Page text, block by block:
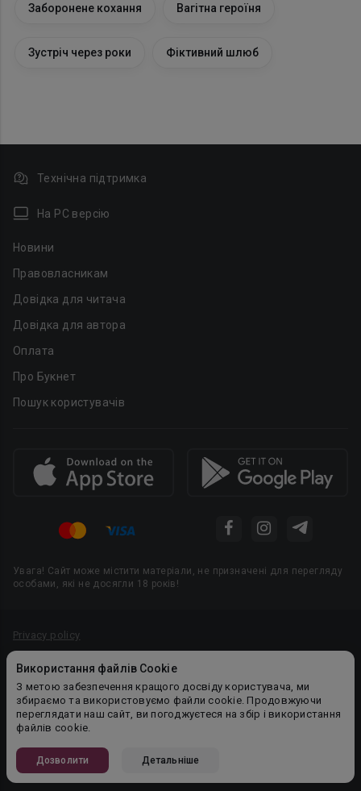
Заборонене кохання Вагітна героїня
Зустріч через роки Фіктивний шлюб
Використання файлів Cookie
З метою забезпечення кращого досвіду користувача, ми
збираємо та використовуємо файли cookie. Продовжуючи
переглядати наш сайт, ви погоджуєтеся на збір і використання
файлів cookie.
Дозволити Детальніше
Технічна підтримка
На PC версію
Новини
Правовласникам
Довідка для читача
Довідка для автора
Оплата
Про Букнет
Пошук користувачів
Увага! Сайт може містити матеріали, не призначені для перегляду
особами, які не досягли 18 років!
Privacy policy
Політика конфіденційності
Правила публікації авторського контенту
PR-вiддiл: pr@booknet.com
© 2026 Booknet. Всі права захищено.